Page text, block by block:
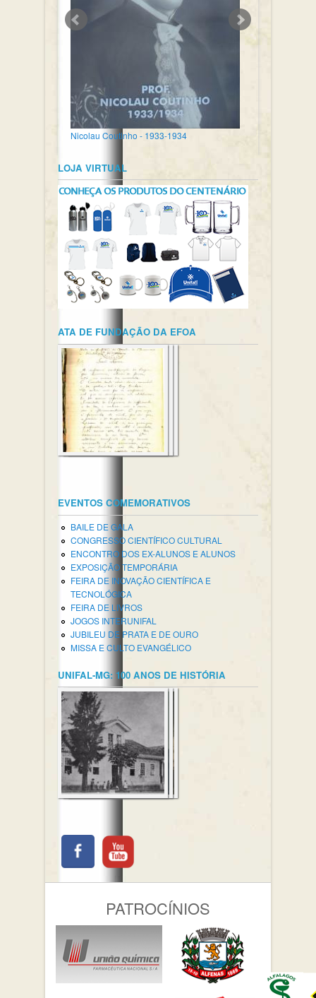
Nicolau Coutinho - 1933-1934
LOJA VIRTUAL
ATA DE FUNDAÇÃO DA EFOA
EVENTOS COMEMORATIVOS
BAILE DE GALA
CONGRESSO CIENTÍFICO CULTURAL
ENCONTRO DOS EX-ALUNOS E ALUNOS
EXPOSIÇÃO TEMPORÁRIA
FEIRA DE INOVAÇÃO CIENTÍFICA E
TECNOLÓGICA
FEIRA DE LIVROS
JOGOS INTERUNIFAL
JUBILEU DE PRATA E DE OURO
MISSA E CULTO EVANGÉLICO
UNIFAL-MG: 100 ANOS DE HISTÓRIA
PATROCÍNIOS